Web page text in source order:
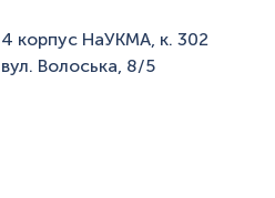
4 корпус НаУКМА, к. 302
вул. Волоська, 8/5